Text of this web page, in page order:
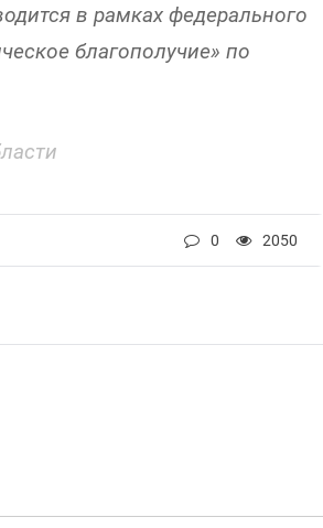
в рамках федерального
благополучие» по
0 2050